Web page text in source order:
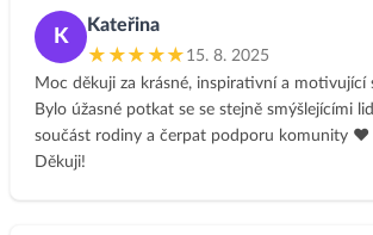
užitečné jsou i praktické rady. Ve svých letech
ale s novými surovinami bych se asi chvíli
dnech už jsem si zavedla svůj denní režim,
podstatě zmizel a zbývá jen uspořádat
načatých pytlíčků s obilovinami a spol. působí
proti Alzheimerovi.😂 Ale plán už mám, a to
K
Kateřina
★★★★★ 15. 8. 2025
Moc děkuji za krásné, inspirativní a motivující
Bylo úžasné potkat se se stejně smýšlejícími
součást rodiny a čerpat podporu komunity ❤️
Děkuji!